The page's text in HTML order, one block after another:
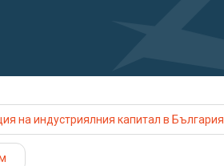
на индустриялния капитал в България